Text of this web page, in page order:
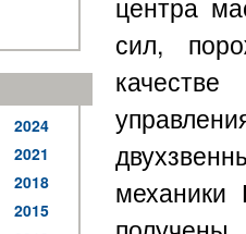
2024
2021
2018
2015
сил,
механики